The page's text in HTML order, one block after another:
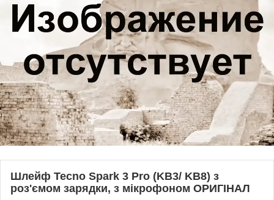
Шлейф Tecno Spark 3 Pro (KB3/ KB8) з
роз'ємом зарядки, з мікрофоном ОРИГІНАЛ